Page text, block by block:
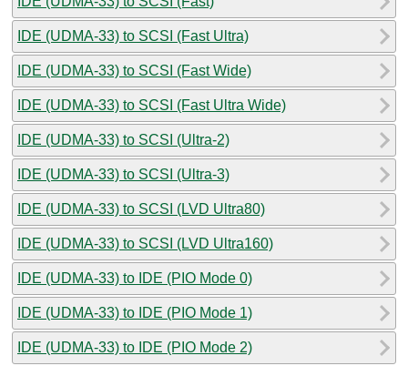
IDE (UDMA-33) to SCSI (Fast Ultra)
IDE (UDMA-33) to SCSI (Fast Wide)
IDE (UDMA-33) to SCSI (Fast Ultra Wide)
IDE (UDMA-33) to SCSI (Ultra-2)
IDE (UDMA-33) to SCSI (Ultra-3)
IDE (UDMA-33) to SCSI (LVD Ultra80)
IDE (UDMA-33) to SCSI (LVD Ultra160)
IDE (UDMA-33) to IDE (PIO Mode 0)
IDE (UDMA-33) to IDE (PIO Mode 1)
IDE (UDMA-33) to IDE (PIO Mode 2)